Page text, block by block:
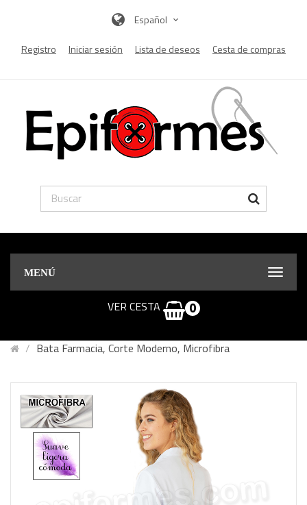
Español
Registro Iniciar sesión Lista de deseos Cesta de compras
MENÚ
VER CESTA 0
Bata Farmacia, Corte Moderno, Microfibra